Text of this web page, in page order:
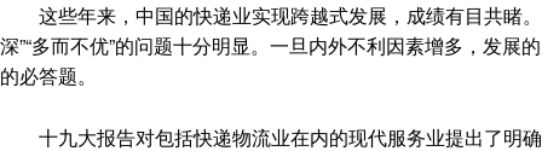
这些年来，中国的快递业实现跨越式发展，成绩有目共睹。
深”“多而不优”的问题十分明显。一旦内外不利因素增多，发展
的必答题。
十九大报告对包括快递物流业在内的现代服务业提出了明确